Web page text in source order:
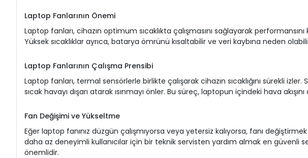
Laptop Fanlarının Önemi
Laptop fanları, cihazın optimum sıcaklıkta çalışmasını sağlayarak
Yüksek sıcaklıklar ayrıca, batarya ömrünü kısaltabilir ve veri kaybına neden
Laptop Fanlarının Çalışma Prensibi
Laptop fanları, termal sensörlerle birlikte çalışarak cihazın sıcaklığını sürekli
sıcak havayı dışarı atarak ısınmayı önler. Bu süreç, laptopun içindeki hava
Fan Değişimi ve Yükseltme
Eğer laptop fanınız düzgün çalışmıyorsa veya yetersiz kalıyorsa, fanı
daha az deneyimli kullanıcılar için bir teknik servisten yardım almak en
önemlidir.